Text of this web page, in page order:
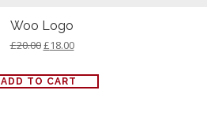
Woo Logo
£20.00£18.00
ADD TO CART